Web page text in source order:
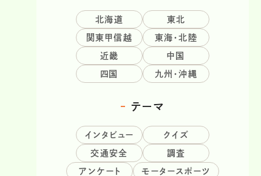
北海道 東北
関東甲信越 東海・北陸
近畿 中国
四国 九州・沖縄
テーマ
インタビュー クイズ
交通安全 調査
アンケート モータースポーツ